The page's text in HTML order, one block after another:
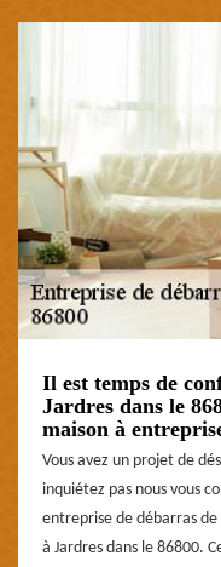
Il est temps de
Jardres dans le
maison à
Vous avez un projet de
inquiétez pas nous vous
entreprise de débarras
à Jardres dans le 86800.